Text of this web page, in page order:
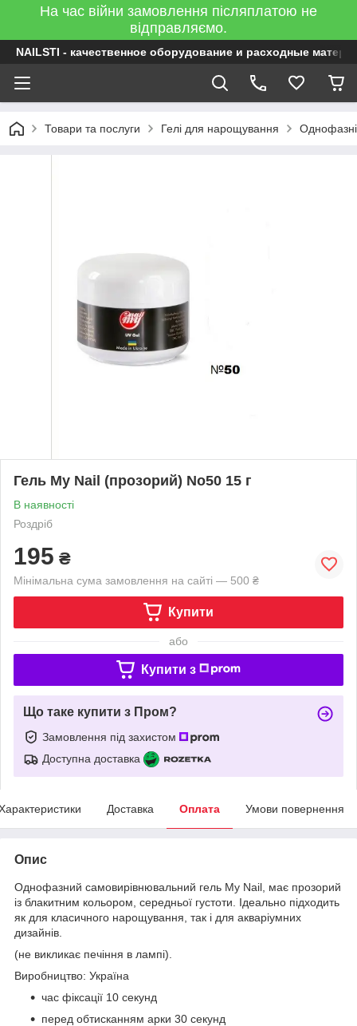
На час війни замовлення післяплатою не
відправляємо.
NAILSTI - качественное оборудование и расходные
Товари та послуги Гелі для нарощування Однофазні
Гель My Nail (прозорий) No50 15 г
В наявності
Роздріб
195 ₴
Мінімальна сума замовлення на сайті — 500 ₴
Купити
або
Купити з
Що таке купити з Пром?
Замовлення під захистом
Доступна доставка
Доставка Оплата Умови повернення
Опис
Однофазний самовирівнювальний гель My Nail, має прозорий
із блакитним кольором, середньої густоти. Ідеально підходить
як для класичного нарощування, так і для акваріумних
дизайнів.
(не викликає печіння в лампі).
Виробництво: Україна
час фіксації 10 секунд
перед обтисканням арки 30 секунд